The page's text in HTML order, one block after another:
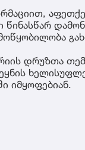
წინასწარ
დრუზთა
იმყოფებიან.